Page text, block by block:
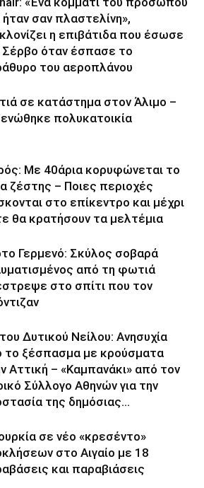
ήταν σαν πλαστελίνη»,
η επιβάτιδα που έσωσε
Σέρβο όταν έσπασε το
του αεροπλάνου
σε κατάστημα στον Άλιμο –
πολυκατοικία
Με 40άρια κορυφώνεται το
ζέστης – Ποιες περιοχές
στο επίκεντρο και μέχρι
θα κρατήσουν τα μελτέμια
Γερμενό: Σκύλος σοβαρά
από τη φωτιά
στο σπίτι που τον
Δυτικού Νείλου: Ανησυχία
το ξέσπασμα με κρούσματα
Αττική – «Καμπανάκι» από τον
Σύλλογο Αθηνών για την
της δημόσιας...
σε νέο «κρεσέντο»
στο Αιγαίο με 18
και παραβιάσεις